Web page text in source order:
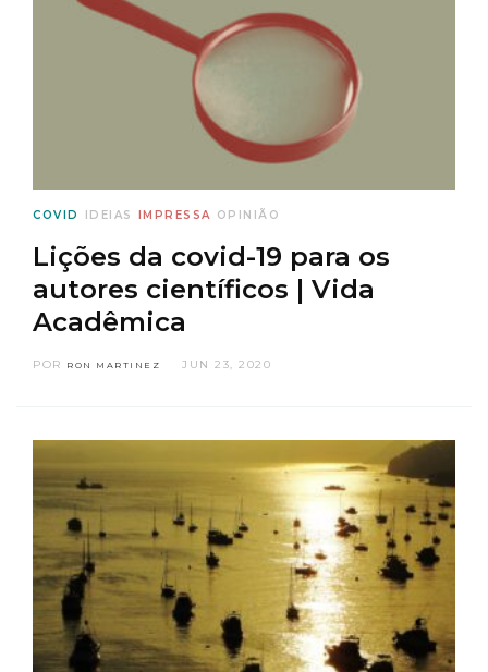
COVID IDEIAS IMPRESSA OPINIÃO
Lições da covid-19 para os
autores científicos | Vida
Acadêmica
POR RON MARTINEZ JUN 23, 2020